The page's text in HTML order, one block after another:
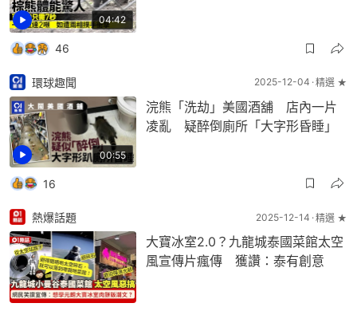
04:42
46
00:55
環球趣聞 2025-12-04 精選 ★
浣熊「洗劫」美國酒舖 店內一片
凌亂 疑醉倒廁所「大字形昏睡」
16
熱爆話題 2025-12-14 精選 ★
大寶冰室2.0？九龍城泰國菜館太空
風宣傳片瘋傳 獲讚：泰有創意